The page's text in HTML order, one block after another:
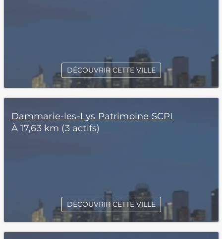
DÉCOUVRIR CETTE VILLE
Dammarie-les-Lys Patrimoine SCPI
À 17,63 km (3 actifs)
DÉCOUVRIR CETTE VILLE